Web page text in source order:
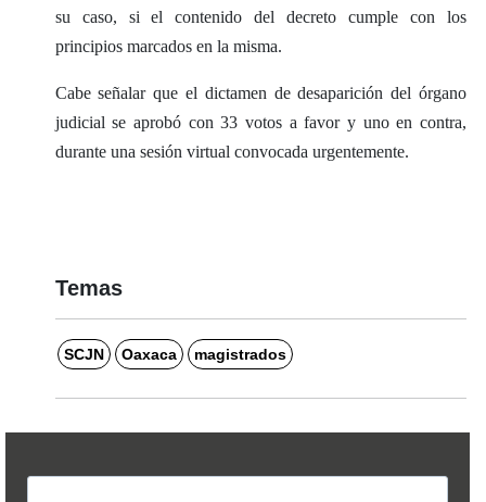
su caso, si el contenido del decreto cumple con los
principios marcados en la misma.
Cabe señalar que el dictamen de desaparición del órgano
judicial se aprobó con 33 votos a favor y uno en contra,
durante una sesión virtual convocada urgentemente.
Temas
SCJN Oaxaca magistrados